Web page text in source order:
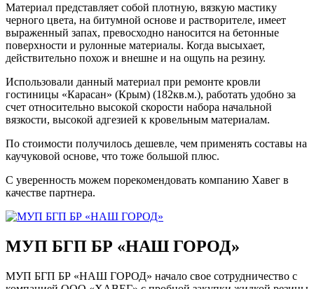
Материал представляет собой плотную, вязкую мастику
черного цвета, на битумной основе и растворителе, имеет
выраженный запах, превосходно наносится на бетонные
поверхности и рулонные материалы. Когда высыхает,
действительно похож и внешне и на ощупь на резину.
Использовали данный материал при ремонте кровли
гостиницы «Карасан» (Крым) (182кв.м.), работать удобно за
счет относительно высокой скорости набора начальной
вязкости, высокой адгезией к кровельным материалам.
По стоимости получилось дешевле, чем применять составы на
каучуковой основе, что тоже большой плюс.
С уверенность можем порекомендовать компанию Хавег в
качестве партнера.
МУП БГП БР «НАШ ГОРОД»
МУП БГП БР «НАШ ГОРОД» начало свое сотрудничество с